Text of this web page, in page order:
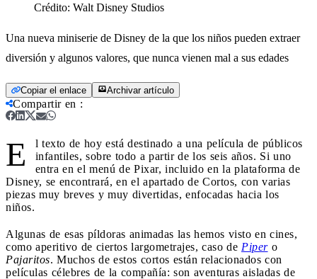
Crédito: Walt Disney Studios
Una nueva miniserie de Disney de la que los niños pueden extraer
diversión y algunos valores, que nunca vienen mal a sus edades
Copiar el enlace Archivar artículo
Compartir en :
E
l texto de hoy está destinado a una película de públicos
infantiles, sobre todo a partir de los seis años. Si uno
entra en el menú de Pixar, incluido en la plataforma de
Disney, se encontrará, en el apartado de Cortos, con varias
piezas muy breves y muy divertidas, enfocadas hacia los
niños.
Algunas de esas píldoras animadas las hemos visto en cines,
como aperitivo de ciertos largometrajes, caso de Pipero
Pajaritos. Muchos de estos cortos están relacionados con
películas célebres de la compañía: son aventuras aisladas de